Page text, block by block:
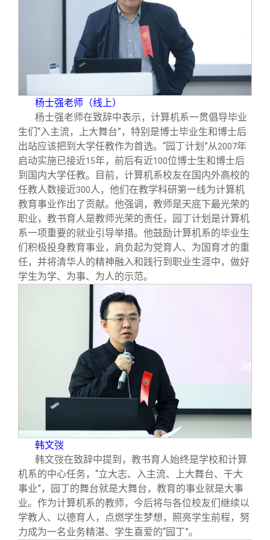
校友文苑
校友讲坛
校友视界
三创大赛
实用信息
会长致辞
总会章程
理事会名单
制度法规
联系我们
杨士强老师（线上）
杨士强老师在致辞中表示，计算机系一贯倡导毕业
生们“入主流，上大舞台”，特别是博士毕业生和博士后
出站应该把到大学任教作为首选。“园丁计划”从2007年
启动实施已接近15年，前后有近100位博士生和博士后
到国内大学任教。目前，计算机系校友在国内外高校的
任教人数接近300人，他们在教学科研第一线为计算机
教育事业作出了贡献。他强调，教师是天底下最光荣的
职业，教书育人是教师光荣的责任，园丁计划是计算机
系一项重要的就业引导举措。他鼓励计算机系的毕业生
们积极投身教育事业，肩负起为党育人、为国育才的重
任，并将清华人的精神融入和践行到职业生涯中，做好
学生为学、为事、为人的示范。
韩文弢
韩文弢在致辞中提到，教书育人始终是学校和计算
机系的中心任务，“立大志、入主流、上大舞台、干大
事业”，园丁的舞台就是大舞台，教育的事业就是大事
业。作为计算机系的教师，今后将与各位校友们继续以
学教人、以德育人，点燃学生梦想，照亮学生前程，努
力成为一名业务精湛、学生喜爱的“园丁”。